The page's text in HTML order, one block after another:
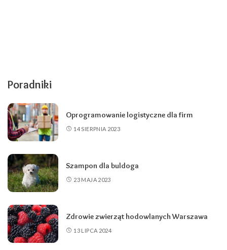
Poradniki
Oprogramowanie logistyczne dla firm
14 SIERPNIA 2023
Szampon dla buldoga
23 MAJA 2023
Zdrowie zwierząt hodowlanych Warszawa
13 LIPCA 2024